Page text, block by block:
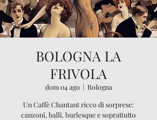
BOLOGNA LA
FRIVOLA
dom 04 ago
  |
Bologna
Un Caffè Chantant ricco di sorprese:
canzoni, balli, burlesque e soprattutto